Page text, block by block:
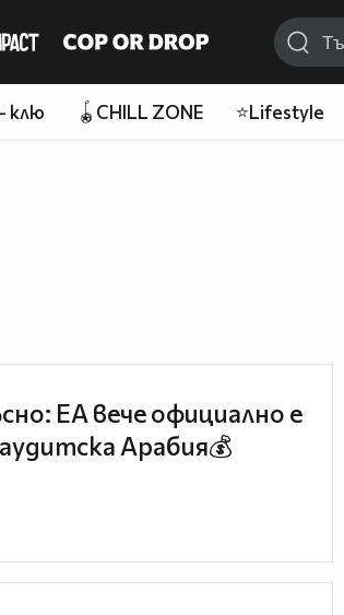
клю 🪀CHILL ZONE ⭐Lifestyle
EA вече официално е
Арабия💰